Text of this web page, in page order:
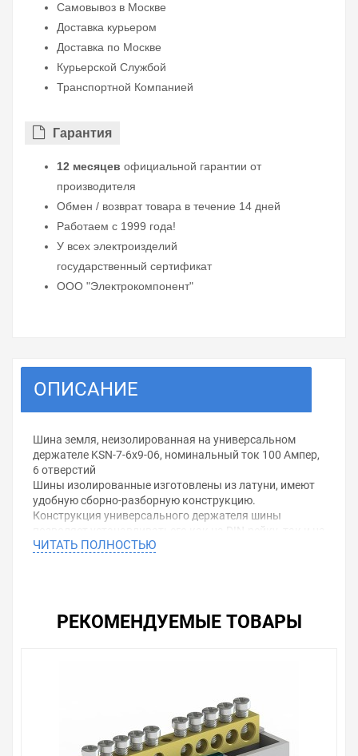
Самовывоз в Москве
Доставка курьером
Доставка по Москве
Курьерской Службой
Транспортной Компанией
Гарантия
12 месяцев официальной гарантии от
производителя
Обмен / возврат товара в течение 14 дней
Работаем с 1999 года!
У всех электроизделий
государственный сертификат
ООО "Электрокомпонент"
ОПИСАНИЕ
Шина земля, неизолированная на универсальном
держателе KSN-7-6x9-06, номинальный ток 100 Ампер,
6 отверстий
Шины изолированные изготовлены из латуни, имеют
удобную сборно-разборную конструкцию.
Конструкция универсального держателя шины
позволяет устанавливатьего как на DIN-рейку, так и на
плоскую поверхность.Характеристики:Номинальный
Уважаемые покупатели.
необходимо уточнить у менеджеров, которые с
удовольствием помогут Вам в выборе оборудования и
оформлении на него заказа.
ЧИТАТЬ ПОЛНОСТЬЮ
РЕКОМЕНДУЕМЫЕ ТОВАРЫ